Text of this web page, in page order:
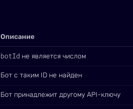
Описание
botId не является числом
Бот с таким ID не найден
Бот принадлежит другому API-ключу